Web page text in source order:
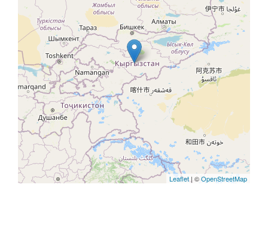
Leaflet | ©OpenStreetMap